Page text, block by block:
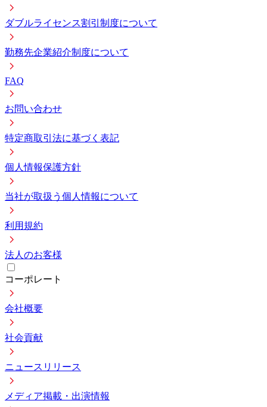
ダブルライセンス割引制度について
勤務先企業紹介制度について
FAQ
お問い合わせ
特定商取引法に基づく表記
個人情報保護方針
当社が取扱う個人情報について
利用規約
法人のお客様
コーポレート
会社概要
社会貢献
ニュースリリース
メディア掲載・出演情報